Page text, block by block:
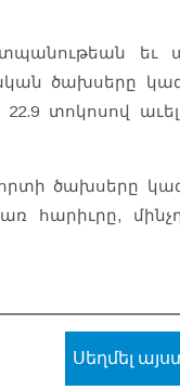
եւ
ծախսերը
տոկոսով
ծախսերը
հարիւրը,
Սեղմել